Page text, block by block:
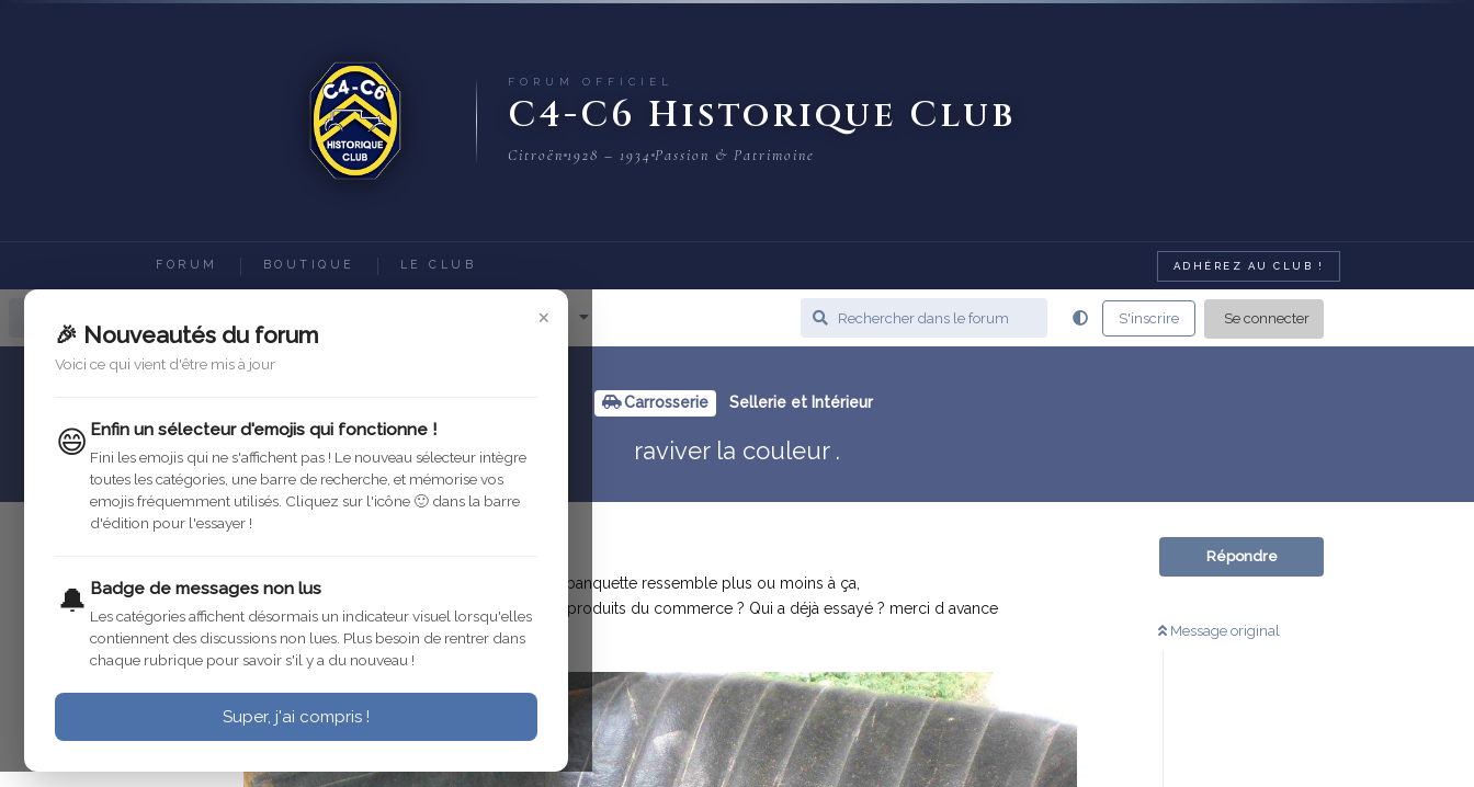
FORUM OFFICIEL
C4-C6 Historique Club
Citroën 1928 – 1934 Passion & Patrimoine
FORUM BOUTIQUE LE CLUB ADHÉREZ AU CLUB !
×
🎉 Nouveautés du forum
Voici ce qui vient d'être mis à jour
😄 Enfin un sélecteur d'emojis qui fonctionne !
Fini les emojis qui ne s'affichent pas ! Le nouveau sélecteur intègre
toutes les catégories, une barre de recherche, et mémorise vos
emojis fréquemment utilisés. Cliquez sur l'icône 🙂 dans la barre
d'édition pour l'essayer !
🔔 Badge de messages non lus
Les catégories affichent désormais un indicateur visuel lorsqu'elles
contiennent des discussions non lues. Plus besoin de rentrer dans
chaque rubrique pour savoir s'il y a du nouveau !
Super, j'ai compris !
Accès Rapide S'inscrire Se connecter
Carrosserie Sellerie et Intérieur
raviver la couleur .
Répondre
Message original
bonjour a tous , photo prise sur le forum, ma banquette ressemble plus ou moins à ça,
Peut-on raviver la couleur noire avec certains produits du commerce ? Qui a déjà essayé ? merci d avance